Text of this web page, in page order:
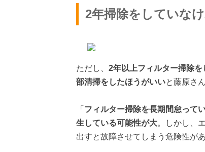
2年掃除をしていな
ただし、 2年以上フィルター掃除
部清掃をしたほうがいいと藤原さ
「 フィルター掃除を長期間怠って
生している可能性が大。しかし、
出すと故障させてしまう危険性があ